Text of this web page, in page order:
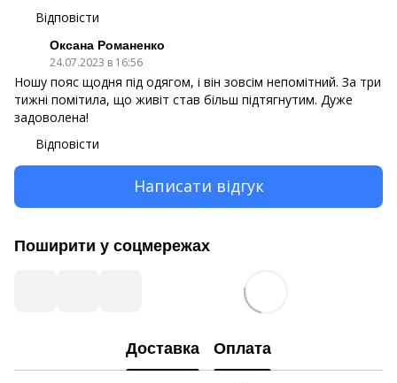
Відповісти
Оксана Романенко
24.07.2023 в 16:56
Ношу пояс щодня під одягом, і він зовсім непомітний. За три
тижні помітила, що живіт став більш підтягнутим. Дуже
задоволена!
Відповісти
Написати відгук
Поширити у соцмережах
Доставка Оплата